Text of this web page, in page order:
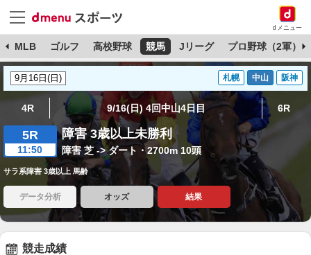
dメニュー
MLB ゴルフ 高校野球 競馬 Jリーグ プロ野球（2軍）
札幌 中山 阪神
4R 9/16(日) 4回中山4日目 6R
5R
11:50
障害 3歳以上未勝利
障害 芝 -> ダート・2700m 10頭
サラ系障害 3歳以上 馬齢
データ分析 オッズ 結果
競走成績